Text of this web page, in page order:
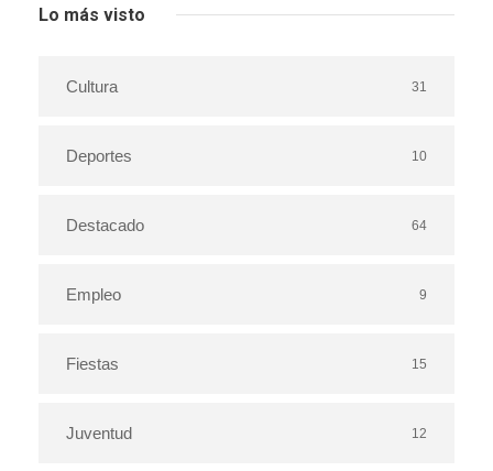
Lo más visto
Cultura 31
Deportes 10
Destacado 64
Empleo 9
Fiestas 15
Juventud 12